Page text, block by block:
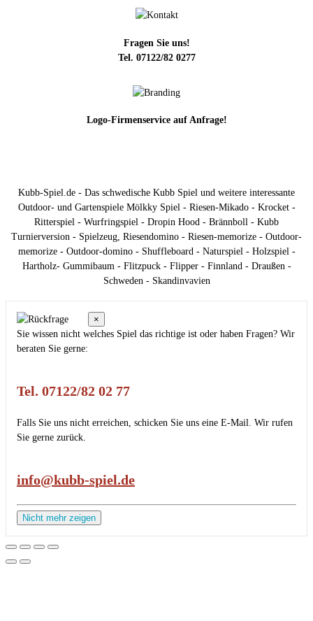
Fragen Sie uns!
Tel. 07122/82 0277
Logo-Firmenservice auf Anfrage!
Kubb-Spiel.de - Das schwedische Kubb Spiel und weitere interessante
Outdoor- und Gartenspiele Mölkky Spiel - Riesen-Mikado - Krocket -
Ritterspiel - Wurfringspiel - Dropin Hood - Brännboll - Kubb
Turnierversion - Spielzeug, Riesendomino - Riesen-memorize - Outdoor-
memorize - Outdoor-domino - Shuffleboard - Naturspiel - Holzspiel -
Hartholz- Gummibaum - Flitzpuck - Flipper - Finnland - Draußen -
Schweden - Skandinvavien
×
Sie wissen nicht welches Spiel das richtige ist oder haben Fragen? Wir
beraten Sie gerne:
Tel. 07122/82 02 77
Falls Sie uns nicht erreichen, schicken Sie uns eine E-Mail. Wir rufen
Sie gerne zurück.
info@kubb-spiel.de
Nicht mehr zeigen